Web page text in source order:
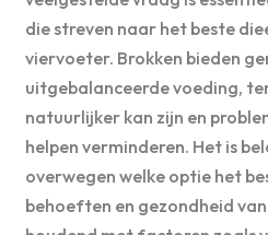
die streven naar het beste
viervoeter. Brokken bieden
uitgebalanceerde voeding,
natuurlijker kan zijn en
helpen verminderen. Het is
overwegen welke optie het
behoeften en gezondheid